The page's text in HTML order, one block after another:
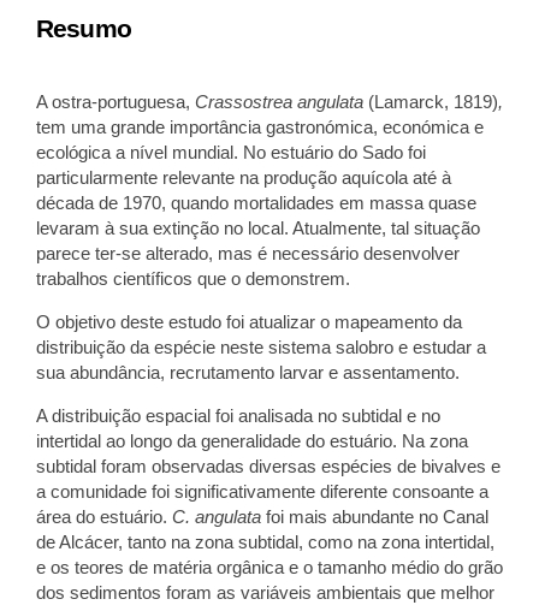
Resumo
A ostra-portuguesa, Crassostrea angulata (Lamarck, 1819),
tem uma grande importância gastronómica, económica e
ecológica a nível mundial. No estuário do Sado foi
particularmente relevante na produção aquícola até à
década de 1970, quando mortalidades em massa quase
levaram à sua extinção no local. Atualmente, tal situação
parece ter-se alterado, mas é necessário desenvolver
trabalhos científicos que o demonstrem.
O objetivo deste estudo foi atualizar o mapeamento da
distribuição da espécie neste sistema salobro e estudar a
sua abundância, recrutamento larvar e assentamento.
A distribuição espacial foi analisada no subtidal e no
intertidal ao longo da generalidade do estuário. Na zona
subtidal foram observadas diversas espécies de bivalves e
a comunidade foi significativamente diferente consoante a
área do estuário. C. angulata foi mais abundante no Canal
de Alcácer, tanto na zona subtidal, como na zona intertidal,
e os teores de matéria orgânica e o tamanho médio do grão
dos sedimentos foram as variáveis ambientais que melhor